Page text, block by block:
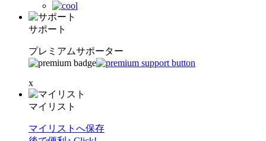
サポート
プレミアムサポーター
x
マイリスト
マイリストへ保存